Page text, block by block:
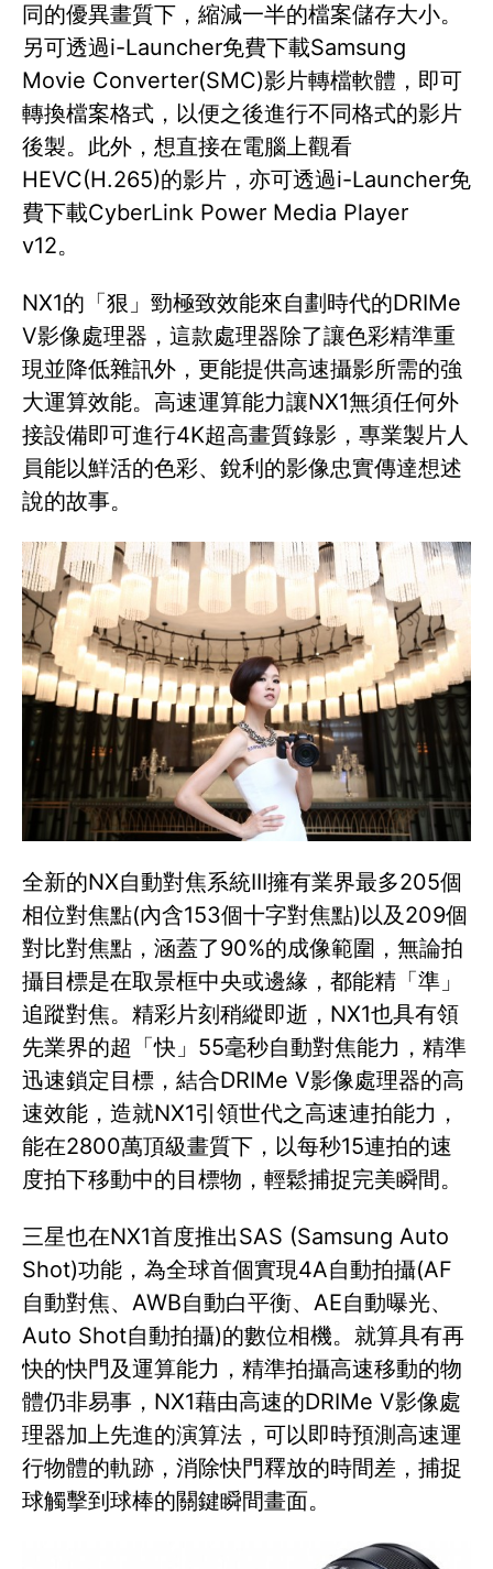
同的優異畫質下，縮減一半的檔案儲存大小。
另可透過i-Launcher免費下載Samsung
Movie Converter(SMC)影片轉檔軟體，即可
轉換檔案格式，以便之後進行不同格式的影片
後製。此外，想直接在電腦上觀看
HEVC(H.265)的影片，亦可透過i-Launcher免
費下載CyberLink Power Media Player
v12。
NX1的「狠」勁極致效能來自劃時代的DRIMe
V影像處理器，這款處理器除了讓色彩精準重
現並降低雜訊外，更能提供高速攝影所需的強
大運算效能。高速運算能力讓NX1無須任何外
接設備即可進行4K超高畫質錄影，專業製片人
員能以鮮活的色彩、銳利的影像忠實傳達想述
說的故事。
全新的NX自動對焦系統III擁有業界最多205個
相位對焦點(內含153個十字對焦點)以及209個
對比對焦點，涵蓋了90%的成像範圍，無論拍
攝目標是在取景框中央或邊緣，都能精「準」
追蹤對焦。精彩片刻稍縱即逝，NX1也具有領
先業界的超「快」55毫秒自動對焦能力，精準
迅速鎖定目標，結合DRIMe V影像處理器的高
速效能，造就NX1引領世代之高速連拍能力，
能在2800萬頂級畫質下，以每秒15連拍的速
度拍下移動中的目標物，輕鬆捕捉完美瞬間。
三星也在NX1首度推出SAS (Samsung Auto
Shot)功能，為全球首個實現4A自動拍攝(AF
自動對焦、AWB自動白平衡、AE自動曝光、
Auto Shot自動拍攝)的數位相機。就算具有再
快的快門及運算能力，精準拍攝高速移動的物
體仍非易事，NX1藉由高速的DRIMe V影像處
理器加上先進的演算法，可以即時預測高速運
行物體的軌跡，消除快門釋放的時間差，捕捉
球觸擊到球棒的關鍵瞬間畫面。